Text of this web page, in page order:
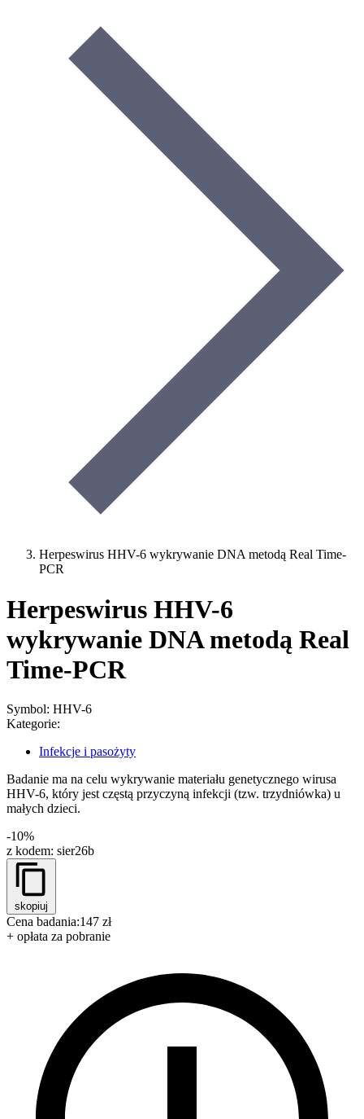
Herpeswirus HHV-6 wykrywanie DNA metodą Real Time-
PCR
Herpeswirus HHV-6
wykrywanie DNA metodą Real
Time-PCR
Symbol: HHV-6
Kategorie:
Infekcje i pasożyty
Badanie ma na celu wykrywanie materiału genetycznego wirusa
HHV-6, który jest częstą przyczyną infekcji (tzw. trzydniówka) u
małych dzieci.
-10%
z kodem: sier26b
skopiuj
Cena badania:147 zł
+ opłata za pobranie